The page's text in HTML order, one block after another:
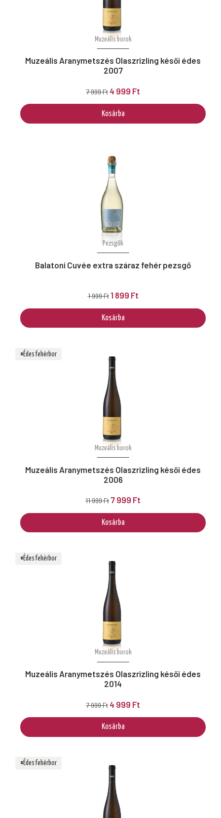
Muzeális borok
Muzeális Aranymetszés Olaszrizling késői édes
2007
7 999 Ft 4 999 Ft
Kosárba
Pezsgők
Balatoni Cuvée extra száraz fehér pezsgő
1 999 Ft 1 899 Ft
Kosárba
Muzeális borok
Muzeális Aranymetszés Olaszrizling késői édes
2006
11 999 Ft 7 999 Ft
Kosárba
#Édes fehérbor
Muzeális borok
Muzeális Aranymetszés Olaszrizling késői édes
2014
7 999 Ft 4 999 Ft
Kosárba
#Édes fehérbor
#Édes fehérbor